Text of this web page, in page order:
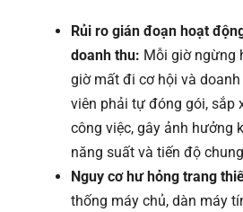
Rủi ro gián đoạn hoạt
doanh thu: Mỗi giờ ngừng
giờ mất đi cơ hội và doanh
viên phải tự đóng gói, sắp
công việc, gây ảnh hưởng
năng suất và tiến độ
Nguy cơ hư hỏng trang
thống máy chủ, dàn máy